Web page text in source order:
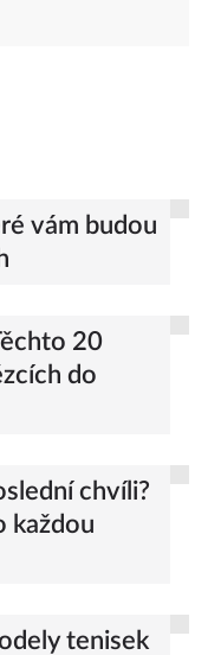
vám budou
20
do
chvíli?
každou
tenisek